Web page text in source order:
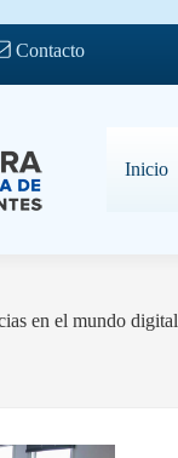
Contacto
Inicio
en el mundo digital